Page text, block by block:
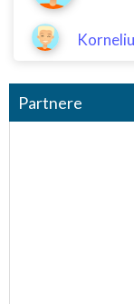
Partnere
Identificere
anmodede
Nødvendig
Annoncering /